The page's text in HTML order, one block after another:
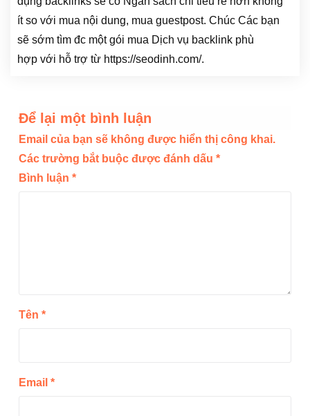
ítso với mua nội dung, mua guestpost. Chúc Các bạn
sẽ sớm tìm đc một gói mua Dịch vụ backlink phù
hợp với hỗ trợ từ https://seodinh.com/.
Để lại một bình luận
Email của bạn sẽ không được hiển thị công khai.
Các trường bắt buộc được đánh dấu *
Bình luận *
Tên *
Email *